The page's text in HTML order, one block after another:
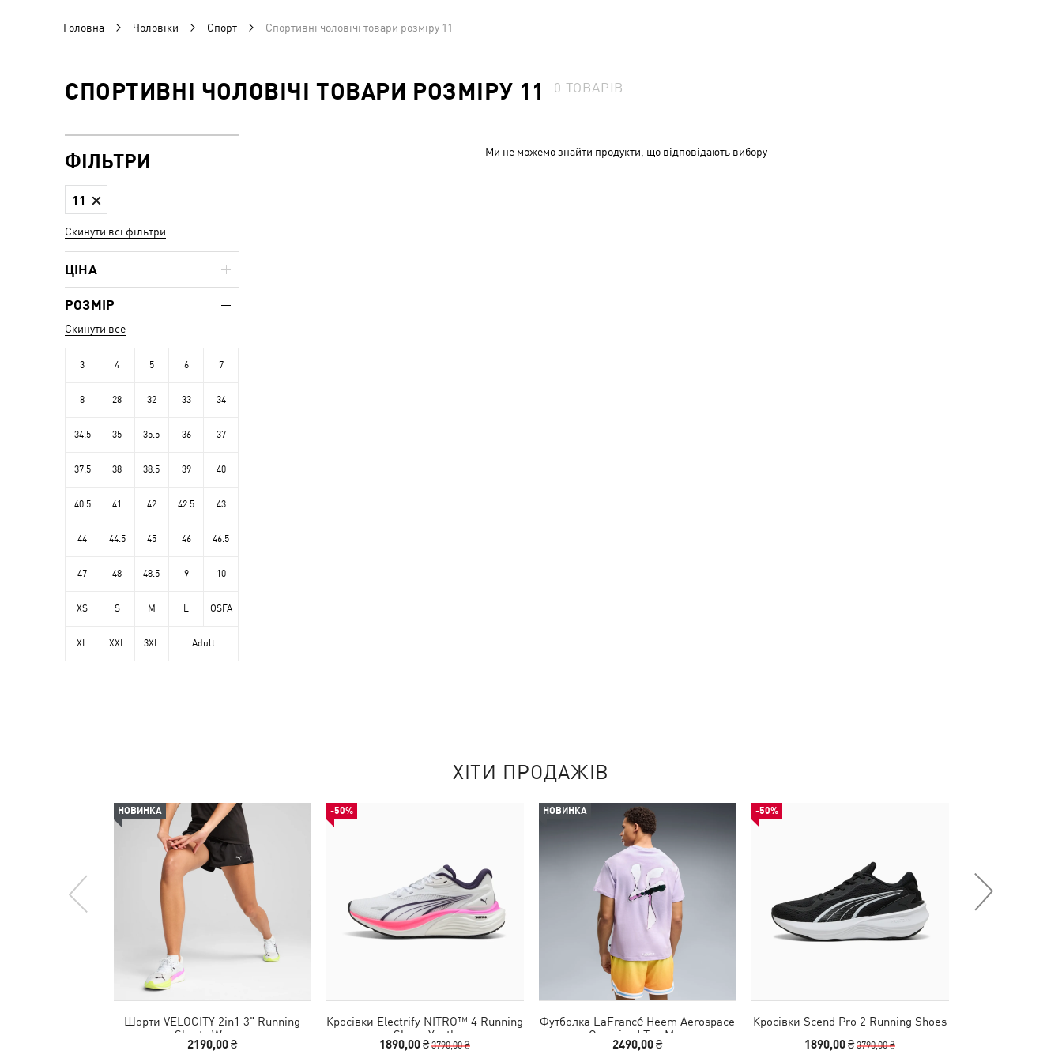
Головна Чоловіки Спорт Спортивні чоловічі товари розміру 11
СПОРТИВНІ ЧОЛОВІЧІ ТОВАРИ РОЗМІРУ 11 0 ТОВАРІВ
Ми не можемо знайти продукти, що відповідають вибору
ФІЛЬТРИ
11
Скинути всі фільтри
ЦІНА
РОЗМІР
Скинути все
3 4 5 6 7
8 28 32 33 34
34.5 35 35.5 36 37
37.5 38 38.5 39 40
40.5 41 42 42.5 43
44 44.5 45 46 46.5
47 48 48.5 9 10
XS S M L OSFA
XL XXL 3XL Adult
ХІТИ ПРОДАЖІВ
НОВИНКА
Шорти VELOCITY 2in1 3" Running
Shorts Women
2190,00 ₴
-50%
Кросівки Electrify NITRO™ 4 Running
Shoes Youth
1890,00 ₴3790,00 ₴
НОВИНКА
Футболка LaFrancé Heem Aerospace
Oversized Tee Men
2490,00 ₴
-50%
Кросівки Scend Pro 2 Running Shoes
1890,00 ₴3790,00 ₴